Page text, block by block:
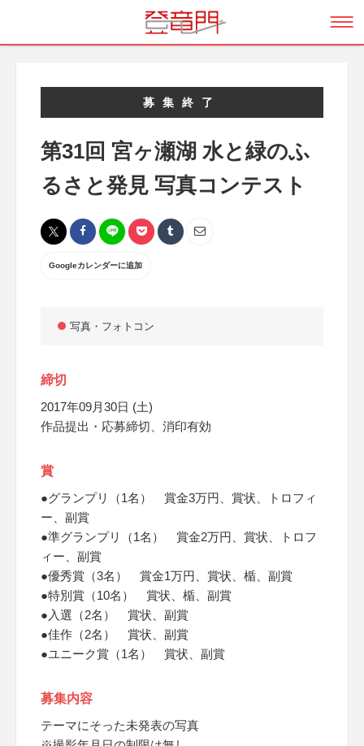
募集終了
第31回 宮ヶ瀬湖 水と緑のふ
るさと発見 写真コンテスト
Googleカレンダーに追加
写真・フォトコン
締切
2017年09月30日 (土)
作品提出・応募締切、消印有効
賞
●グランプリ（1名） 賞金3万円、賞状、トロフィ
ー、副賞
●準グランプリ（1名） 賞金2万円、賞状、トロフ
ィー、副賞
●優秀賞（3名） 賞金1万円、賞状、楯、副賞
●特別賞（10名） 賞状、楯、副賞
●入選（2名） 賞状、副賞
●佳作（2名） 賞状、副賞
●ユニーク賞（1名） 賞状、副賞
募集内容
テーマにそった未発表の写真